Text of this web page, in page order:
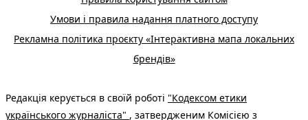
Умови і правила надання платного доступу
Рекламна політика проєкту «Інтерактивна мапа локальних
брендів»
Редакція керується в своїй роботі "Кодексом етики
українського журналіста" , затвердженим Комісією з